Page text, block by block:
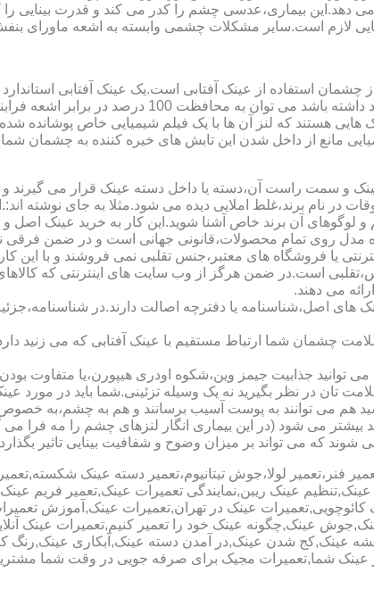
دهد.این بیماری،عدسی چشم را کدر می کند و قدرت
لازم است.سایر مشکلات چشمی وابسته به اشعه ماورای
استفاده از عینک آفتابی است.یک عینک آفتابی
هایی که یک عینک آفتابی استاندارد
هایی هستند که لنز آن ها با یک فیلم شیمیایی خاص پوشانده
مانع از داخل شدن این تابش های خیره کننده به چشمان
و سمت راست آن،دسته یا داخل دسته عینک قرار می گیرند و
در نام برند،غلط املایی دیده می شود.مثلا به جای نوشته
و لوگوهای آن برند خاص آشنا شوید.این کار به خرید عینک اصل
روی تمام محصولات،قانونی جهانی است و در ضمن فرقی
یا فروشگاه های معتبر،جنس تقلبی نمی فروشند و با
است.در ضمن هرگز از وب سایت های اینترنتی که
می دهند.
های اصل،شناسنامه یا دفترچه اصالت دارند.در
چشمان شما ارتباط مستقیم با عینک آفتابی که می زنید
توانید جذابیت جیمز وین،شکوه اودری هیپورن،یا متفاوت
تان در نظر بگیرید نه یک وسیله تزئینی.شما باید در مورد
هم می توانند به پوست آسیب برسانند و هم به چشم،به
بیشتر می شود (در این بیماری انگار لنزهای چشم را مه
که می تواند بر میزان وضوح و شفافیت بینایی تاثیر
فنر،تعمیر لولا،جوش تیتانیوم،تعمیر دسته عینک
عینک ریبن,نمایندگی تعمیرات عینک,تعمیر فریم
کائوچویی,تعمیرات عینک در تهران,تعمیرات عینک,آموزش
عینک,چگونه عینک خود را تعمیر کنیم,تعمیرات عینک
عینک,کج شدن عینک,در آمدن دسته عینک,آبکاری
عینک شما,تعمیرات مجیک برای صرفه جویی در وقت شما